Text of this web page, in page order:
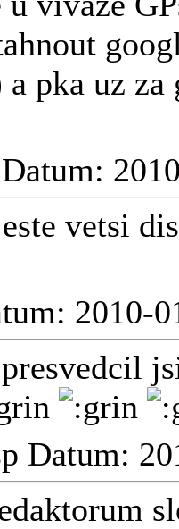
pka uz
vetsi
2010-
Datum: